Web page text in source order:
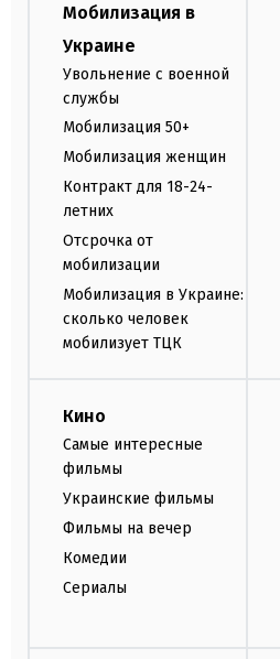
Мобилизация в
Украине
Увольнение с военной
службы
Мобилизация 50+
Мобилизация женщин
Контракт для 18-24-
летних
Отсрочка от
мобилизации
Мобилизация в Украине:
сколько человек
мобилизует ТЦК
Кино
Самые интересные
фильмы
Украинские фильмы
Фильмы на вечер
Комедии
Сериалы